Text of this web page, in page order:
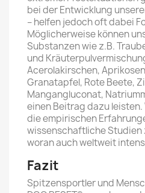
bei der Entwicklung
– helfen jedoch oft dabei
Möglicherweise können
Substanzen wie z.B.
und
Acerolakirschen,
Granatapfel, Rote Beete,
Mangangluconat,
einen Beitrag dazu
die empirischen
wissenschaftliche Studien
woran auch weltweit
Fazit
Spitzensportler und